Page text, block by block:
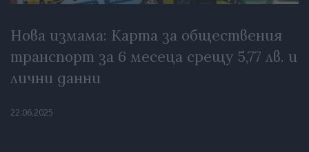
Нова измама: Карта за обществения
транспорт за 6 месеца срещу 5,77 лв. и
лични данни
22.06.2025